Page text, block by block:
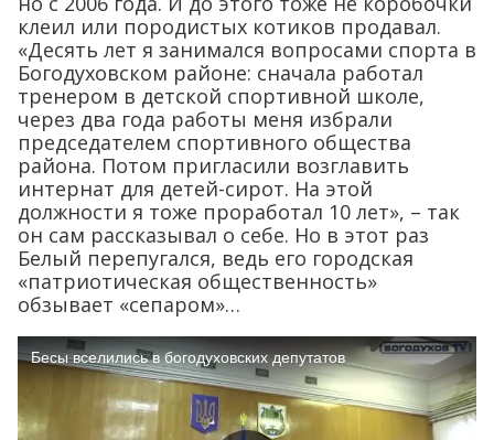
клеил или породистых котиков продавал.
«Десять лет я занимался вопросами спорта в
Богодуховском районе: сначала работал
тренером в детской спортивной школе,
через два года работы меня избрали
председателем спортивного общества
района. Потом пригласили возглавить
интернат для детей-сирот. На этой
должности я тоже проработал 10 лет», – так
он сам рассказывал о себе. Но в этот раз
Белый перепугался, ведь его городская
«патриотическая общественность»
обзывает «сепаром»…